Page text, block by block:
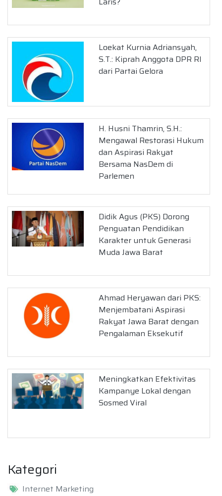
Loekat Kurnia Adriansyah,
S.T.: Kiprah Anggota DPR RI
dari Partai Gelora
H. Husni Thamrin, S.H.:
Mengawal Restorasi Hukum
dan Aspirasi Rakyat
Bersama NasDem di
Parlemen
Didik Agus (PKS) Dorong
Penguatan Pendidikan
Karakter untuk Generasi
Muda Jawa Barat
Ahmad Heryawan dari PKS:
Menjembatani Aspirasi
Rakyat Jawa Barat dengan
Pengalaman Eksekutif
Meningkatkan Efektivitas
Kampanye Lokal dengan
Sosmed Viral
Kategori
Internet Marketing